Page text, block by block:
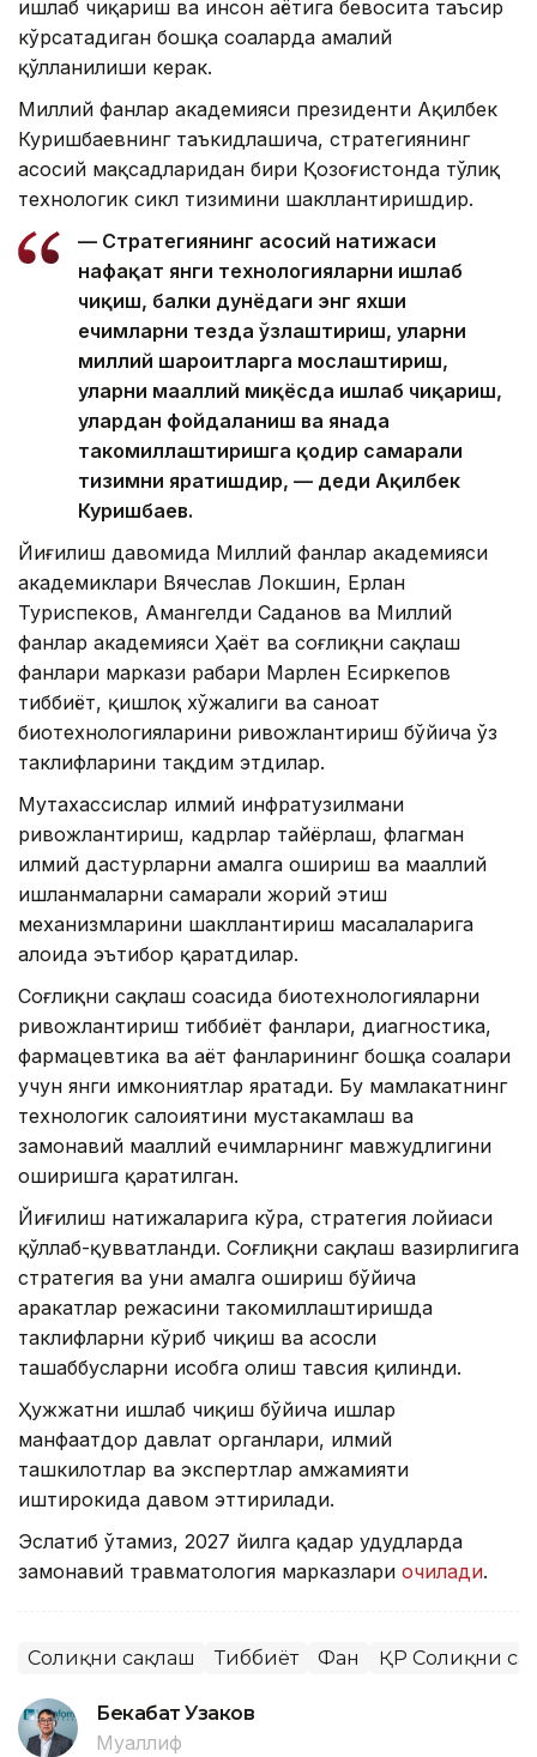
ишлаб чиқариш ва инсон ҳаётига бевосита таъсир
кўрсатадиган бошқа соҳаларда амалий
қўлланилиши керак.
Миллий фанлар академияси президенти Ақилбек
Куришбаевнинг таъкидлашича, стратегиянинг
асосий мақсадларидан бири Қозоғистонда тўлиқ
технологик сикл тизимини шакллантиришдир.
— Стратегиянинг асосий натижаси
нафақат янги технологияларни ишлаб
чиқиш, балки дунёдаги энг яхши
ечимларни тезда ўзлаштириш, уларни
миллий шароитларга мослаштириш,
уларни маҳаллий миқёсда ишлаб чиқариш,
улардан фойдаланиш ва янада
такомиллаштиришга қодир самарали
тизимни яратишдир, — деди Ақилбек
Куришбаев.
Йиғилиш давомида Миллий фанлар академияси
академиклари Вячеслав Локшин, Ерлан
Туриспеков, Амангелди Саданов ва Миллий
фанлар академияси Ҳаёт ва соғлиқни сақлаш
фанлари маркази раҳбари Марлен Есиркепов
тиббиёт, қишлоқ хўжалиги ва саноат
биотехнологияларини ривожлантириш бўйича ўз
таклифларини тақдим этдилар.
Мутахассислар илмий инфратузилмани
ривожлантириш, кадрлар тайёрлаш, флагман
илмий дастурларни амалга ошириш ва маҳаллий
ишланмаларни самарали жорий этиш
механизмларини шакллантириш масалаларига
алоҳида эътибор қаратдилар.
Соғлиқни сақлаш соҳасида биотехнологияларни
ривожлантириш тиббиёт фанлари, диагностика,
фармацевтика ва ҳаёт фанларининг бошқа соҳалари
учун янги имкониятлар яратади. Бу мамлакатнинг
технологик салоҳиятини мустаҳкамлаш ва
замонавий маҳаллий ечимларнинг мавжудлигини
оширишга қаратилган.
Йиғилиш натижаларига кўра, стратегия лойиҳаси
қўллаб-қувватланди. Соғлиқни сақлаш вазирлигига
стратегия ва уни амалга ошириш бўйича
ҳаракатлар режасини такомиллаштиришда
таклифларни кўриб чиқиш ва асосли
ташаббусларни ҳисобга олиш тавсия қилинди.
Ҳужжатни ишлаб чиқиш бўйича ишлар
манфаатдор давлат органлари, илмий
ташкилотлар ва экспертлар ҳамжамияти
иштирокида давом эттирилади.
Эслатиб ўтамиз, 2027 йилга қадар ҳудудларда
замонавий травматология марказлари очилади.
Соғлиқни сақлаш Тиббиёт Фан ҚР Соғлиқни
Бекабат Узаков
Муаллиф